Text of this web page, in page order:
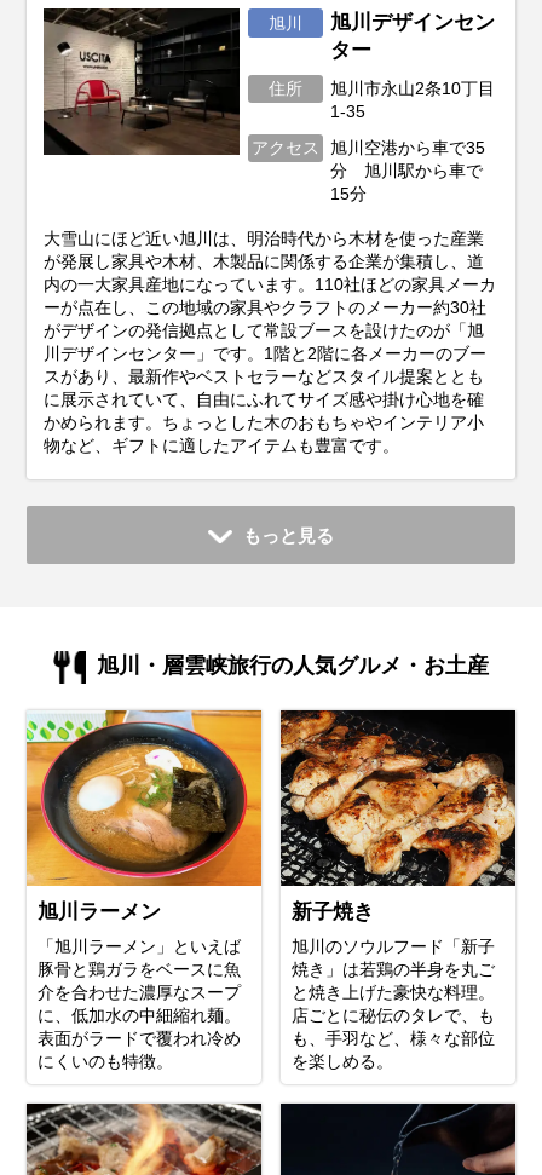
旭川
旭川デザインセン
ター
住所
旭川市永山2条10丁目
1-35
アクセス
旭川空港から車で35
分 旭川駅から車で
15分
大雪山にほど近い旭川は、明治時代から木材を使った産業
が発展し家具や木材、木製品に関係する企業が集積し、道
内の一大家具産地になっています。110社ほどの家具メーカ
ーが点在し、この地域の家具やクラフトのメーカー約30社
がデザインの発信拠点として常設ブースを設けたのが「旭
川デザインセンター」です。1階と2階に各メーカーのブー
スがあり、最新作やベストセラーなどスタイル提案ととも
に展示されていて、自由にふれてサイズ感や掛け心地を確
かめられます。ちょっとした木のおもちゃやインテリア小
物など、ギフトに適したアイテムも豊富です。
もっと見る
旭川・層雲峡旅行の人気グルメ・お土産
旭川ラーメン
「旭川ラーメン」といえば
豚骨と鶏ガラをベースに魚
介を合わせた濃厚なスープ
に、低加水の中細縮れ麺。
表面がラードで覆われ冷め
にくいのも特徴。
新子焼き
旭川のソウルフード「新子
焼き」は若鶏の半身を丸ご
と焼き上げた豪快な料理。
店ごとに秘伝のタレで、も
も、手羽など、様々な部位
を楽しめる。